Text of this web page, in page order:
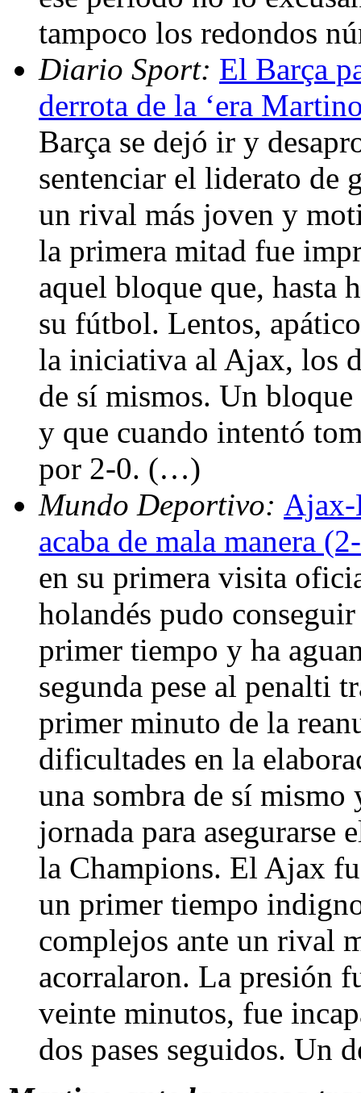
tampoco los redondos
Diario Sport: El Barça
derrota de la ‘era
Barça se dejó ir y
sentenciar el liderato de
un rival más joven y
la primera mitad fue
aquel bloque que, hasta
su fútbol. Lentos,
la iniciativa al Ajax, los
de sí mismos. Un
y que cuando intentó
por 2-0. (…)
Mundo Deportivo: Ajax-
acaba de mala manera
en su primera visita
holandés pudo
primer tiempo y ha
segunda pese al penalti
primer minuto de la
dificultades en la
una sombra de sí mismo
jornada para asegurarse
la Champions. El Ajax
un primer tiempo
complejos ante un rival
acorralaron. La presión
veinte minutos, fue
dos pases seguidos. Un